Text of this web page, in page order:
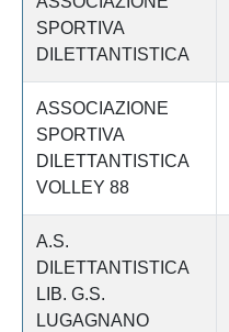
SPORTIVA
DILETTANTISTICA
ASSOCIAZIONE
SPORTIVA
DILETTANTISTICA
VOLLEY 88
A.S.
DILETTANTISTICA
LIB. G.S.
LUGAGNANO